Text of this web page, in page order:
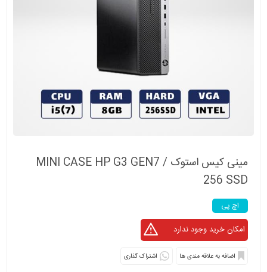
مینی کیس استوک MINI CASE HP G3 GEN7 /
256 SSD
اچ پی
اشتراک گذاری